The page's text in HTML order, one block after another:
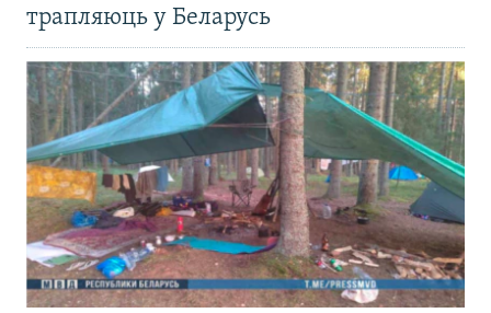
трапляюць у Беларусь